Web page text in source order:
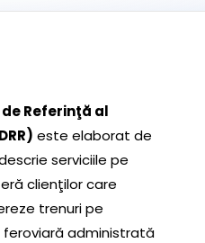
Referinţă al
este elaborat de
serviciile pe
clienţilor care
trenuri pe
administrată